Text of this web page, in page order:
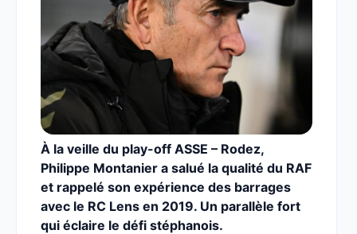
À la veille du play-off ASSE – Rodez,
Philippe Montanier a salué la qualité du RAF
et rappelé son expérience des barrages
avec le RC Lens en 2019. Un parallèle fort
qui éclaire le défi stéphanois.